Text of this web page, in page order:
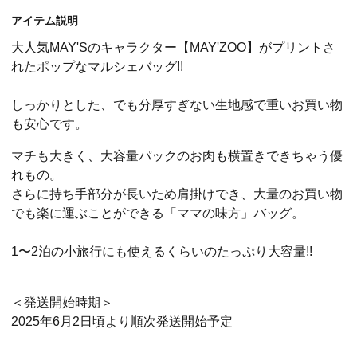
アイテム説明
大人気MAY'Sのキャラクター【MAY'ZOO】がプリントさ
れたポップなマルシェバッグ!!
しっかりとした、でも分厚すぎない生地感で重いお買い物
も安心です。
マチも大きく、大容量パックのお肉も横置きできちゃう優
れもの。
さらに持ち手部分が長いため肩掛けでき、大量のお買い物
でも楽に運ぶことができる「ママの味方」バッグ。
1〜2泊の小旅行にも使えるくらいのたっぷり大容量!!
＜発送開始時期＞
2025年6月2日頃より順次発送開始予定